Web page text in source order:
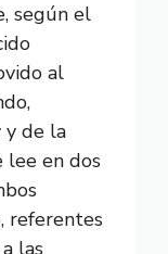
según el
al
y de la
lee en dos
referentes
las